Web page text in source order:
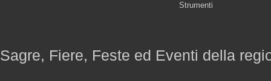
Strumenti
Sagre, Fiere, Feste ed Eventi della